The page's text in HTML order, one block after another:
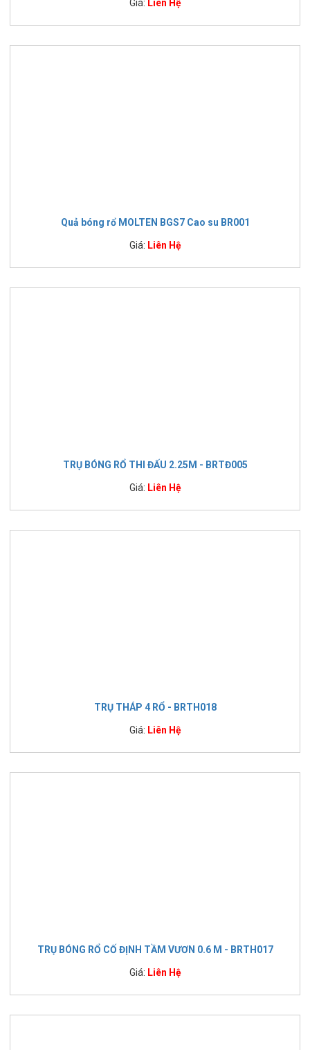
Giá: Liên Hệ
Quả bóng rổ MOLTEN BGS7 Cao su BR001
Giá: Liên Hệ
TRỤ BÓNG RỔ THI ĐẤU 2.25M - BRTĐ005
Giá: Liên Hệ
TRỤ THÁP 4 RỔ - BRTH018
Giá: Liên Hệ
TRỤ BÓNG RỔ CỐ ĐỊNH TẦM VƯƠN 0.6 M - BRTH017
Giá: Liên Hệ